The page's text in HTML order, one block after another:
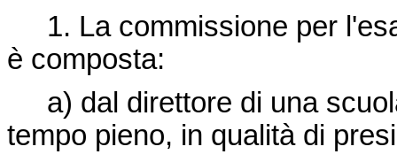
1. La commissione per
è composta:
a) dal direttore di una
tempo pieno, in qualità di